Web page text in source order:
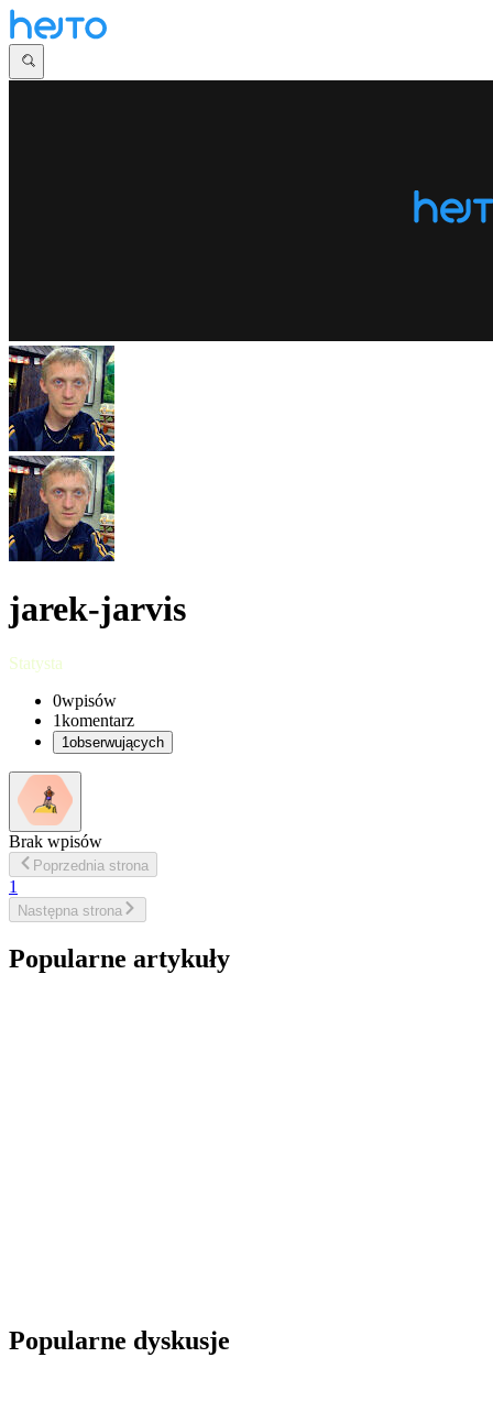
jarek-jarvis
Statysta
0wpisów
1komentarz
1 obserwujących
Brak wpisów
Poprzednia strona
1
Następna strona
Popularne artykuły
Popularne dyskusje